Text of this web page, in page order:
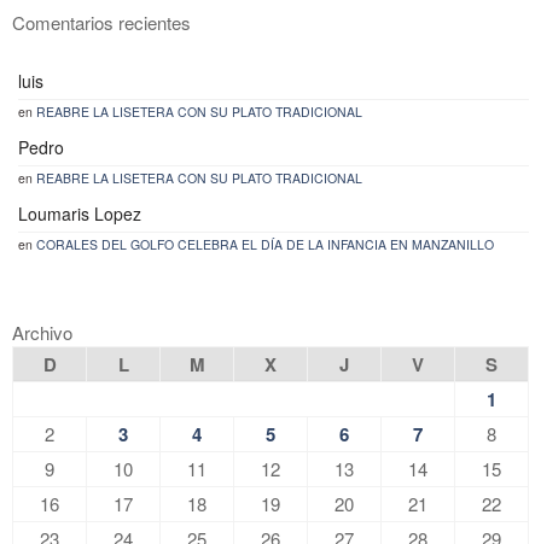
Comentarios recientes
luis
en REABRE LA LISETERA CON SU PLATO TRADICIONAL
Pedro
en REABRE LA LISETERA CON SU PLATO TRADICIONAL
Loumaris Lopez
en CORALES DEL GOLFO CELEBRA EL DÍA DE LA INFANCIA EN MANZANILLO
Archivo
D L M X J V
S
1
2 3 4 5 6 7
8
9
10 11 12 13 14
15
16
17 18 19 20 21
22
23
24 25 26 27 28
29